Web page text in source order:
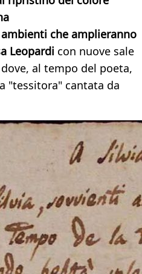
che amplieranno
Leopardi con nuove sale
al tempo del poeta,
"tessitora" cantata da